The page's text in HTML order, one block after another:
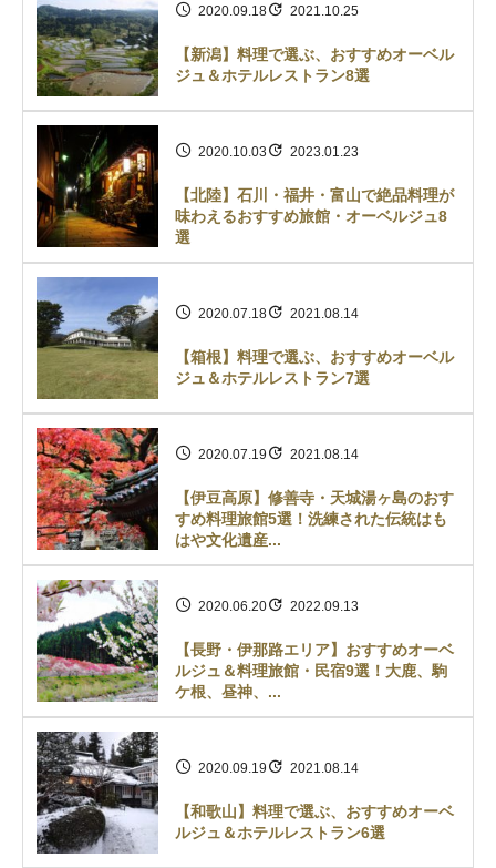
2020.09.18 2021.10.25
【新潟】料理で選ぶ、おすすめオーベル
ジュ＆ホテルレストラン8選
2020.10.03 2023.01.23
【北陸】石川・福井・富山で絶品料理が
味わえるおすすめ旅館・オーベルジュ8
選
2020.07.18 2021.08.14
【箱根】料理で選ぶ、おすすめオーベル
ジュ＆ホテルレストラン7選
2020.07.19 2021.08.14
【伊豆高原】修善寺・天城湯ヶ島のおす
すめ料理旅館5選！洗練された伝統はも
はや文化遺産...
2020.06.20 2022.09.13
【長野・伊那路エリア】おすすめオーベ
ルジュ＆料理旅館・民宿9選！大鹿、駒
ケ根、昼神、...
2020.09.19 2021.08.14
【和歌山】料理で選ぶ、おすすめオーベ
ルジュ＆ホテルレストラン6選